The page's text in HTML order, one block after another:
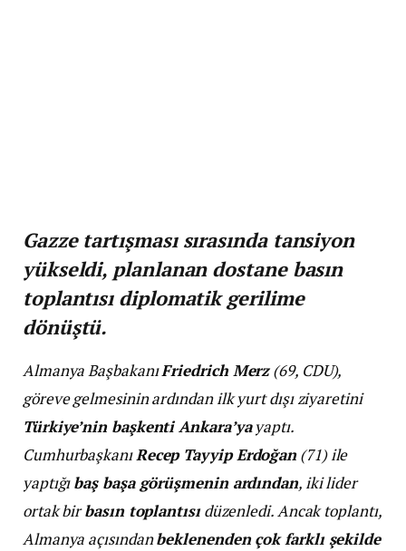
Gazze tartışması sırasında tansiyon
yükseldi, planlanan dostane basın
toplantısı diplomatik gerilime
dönüştü.
Almanya BaşbakanıFriedrich Merz(69, CDU),
göreve gelmesinin ardından ilk yurt dışı ziyaretini
Türkiye’nin başkenti Ankara’yayaptı.
CumhurbaşkanıRecep Tayyip Erdoğan(71) ile
yaptığıbaş başa görüşmenin ardından, iki lider
ortak birbasın toplantısıdüzenledi. Ancak toplantı,
Almanya açısındanbeklenenden çok farklı şekilde